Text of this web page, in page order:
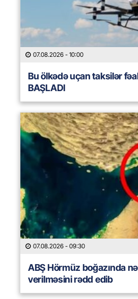
07.08.2026 - 10:00
Bu ölkədə uçan taksilər
BAŞLADI
07.08.2026 - 09:30
ABŞ Hörmüz boğazında
verilməsini rədd edib